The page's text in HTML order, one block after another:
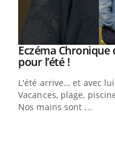
Youtube
Eczéma
pour l’été !Youtube
L'été arrive… et avec
Vacances, plage,
Nos mains sont ...